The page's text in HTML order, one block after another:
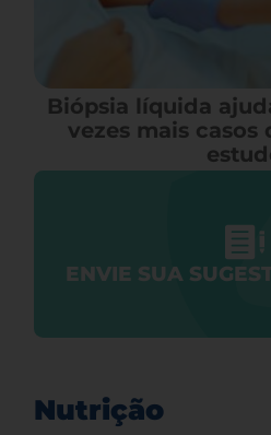
Biópsia líquida
vezes mais casos
ENVIE SUA
Nutrição